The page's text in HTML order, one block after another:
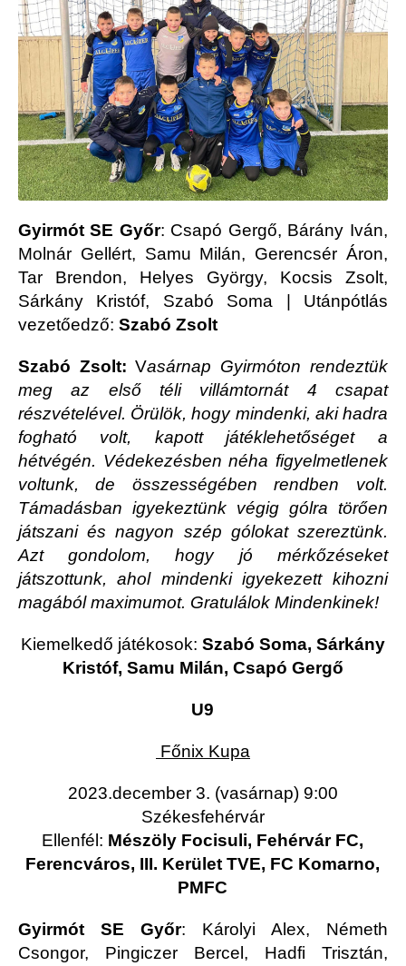
Gyirmót SE Győr: Csapó Gergő, Bárány Iván,
Molnár Gellért, Samu Milán, Gerencsér Áron,
Tar Brendon, Helyes György, Kocsis Zsolt,
Sárkány Kristóf, Szabó Soma | Utánpótlás
vezetőedző: Szabó Zsolt
Szabó Zsolt: Vasárnap Gyirmóton rendeztük
meg az első téli villámtornát 4 csapat
részvételével. Örülök, hogy mindenki, aki hadra
fogható volt, kapott játéklehetőséget a
hétvégén. Védekezésben néha figyelmetlenek
voltunk, de összességében rendben volt.
Támadásban igyekeztünk végig gólra törően
játszani és nagyon szép gólokat szereztünk.
Azt gondolom, hogy jó mérkőzéseket
játszottunk, ahol mindenki igyekezett kihozni
magából maximumot. Gratulálok Mindenkinek!
Kiemelkedő játékosok: Szabó Soma, Sárkány
Kristóf, Samu Milán, Csapó Gergő
U9
Főnix Kupa
2023.december 3. (vasárnap) 9:00
Székesfehérvár
Ellenfél: Mészöly Focisuli, Fehérvár FC,
Ferencváros, III. Kerület TVE, FC Komarno,
PMFC
Gyirmót SE Győr: Károlyi Alex, Németh
Csongor, Pingiczer Bercel, Hadfi Trisztán,